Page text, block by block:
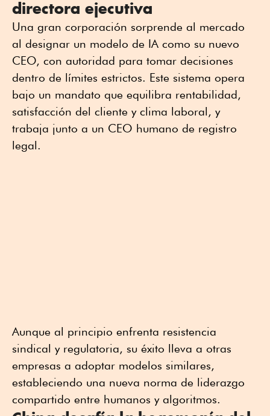
directora ejecutiva
Una gran corporación sorprende al mercado
al designar un modelo de IA como su nuevo
CEO, con autoridad para tomar decisiones
dentro de límites estrictos. Este sistema opera
bajo un mandato que equilibra rentabilidad,
satisfacción del cliente y clima laboral, y
trabaja junto a un CEO humano de registro
legal.
Aunque al principio enfrenta resistencia
sindical y regulatoria, su éxito lleva a otras
empresas a adoptar modelos similares,
estableciendo una nueva norma de liderazgo
compartido entre humanos y algoritmos.